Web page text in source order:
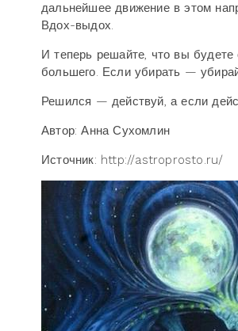
дальнейшее движение в этом
Вдох-выдох.
И теперь решайте, что вы
большего. Если убирать —
Решился — действуй, а если
Автор: Анна Сухомлин
Источник: http://astroprosto.ru/